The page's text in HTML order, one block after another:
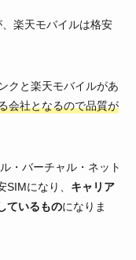
楽天モバイルは格安
クと楽天モバイルがあ
会社となるので品質が
・バーチャル・ネット
になり、 キャリア
ているものになりま